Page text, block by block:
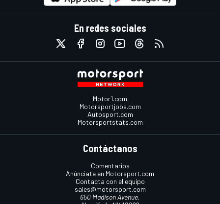
En redes sociales
Motor1.com
Motorsportjobs.com
Autosport.com
Motorsportstats.com
Contáctanos
Comentarios
Anúnciate en Motorsport.com
Contacta con el equipo
sales@motorsport.com
650 Madison Avenue,